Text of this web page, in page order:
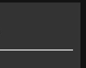
8
Da ristrutturare